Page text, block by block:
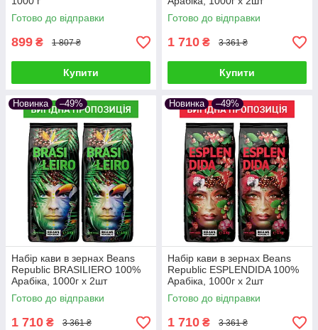
Готово до відправки
899 ₴ 1 807 ₴
Купити
Готово до відправки
1 710 ₴ 3 361 ₴
Купити
Новинка –49%
Набір кави в зернах Beans
Republic BRASILIERO 100%
Арабіка, 1000г х 2шт
Готово до відправки
1 710 ₴ 3 361 ₴
Новинка –49%
Набір кави в зернах Beans
Republic ESPLENDIDA 100%
Арабіка, 1000г х 2шт
Готово до відправки
1 710 ₴ 3 361 ₴